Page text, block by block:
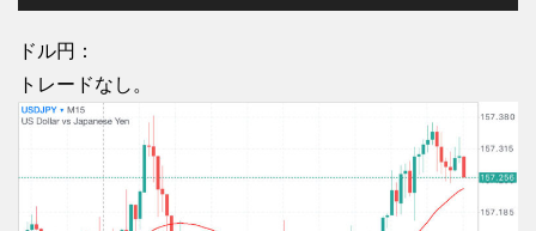
ドル円：
トレードなし。